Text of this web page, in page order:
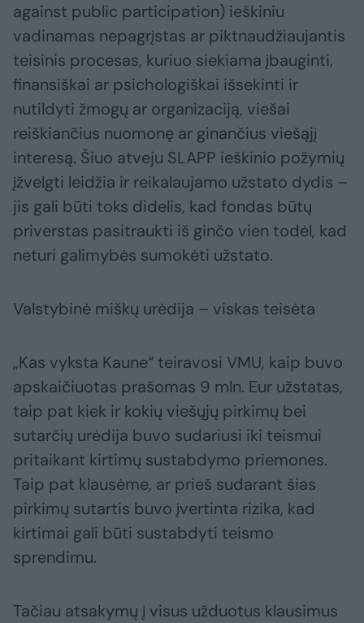
against public participation) ieškiniu
vadinamas nepagrįstas ar piktnaudžiaujantis
teisinis procesas, kuriuo siekiama įbauginti,
finansiškai ar psichologiškai išsekinti ir
nutildyti žmogų ar organizaciją, viešai
reiškiančius nuomonę ar ginančius viešąjį
interesą. Šiuo atveju SLAPP ieškinio požymių
įžvelgti leidžia ir reikalaujamo užstato dydis –
jis gali būti toks didelis, kad fondas būtų
priverstas pasitraukti iš ginčo vien todėl, kad
neturi galimybės sumokėti užstato.
Valstybinė miškų urėdija – viskas teisėta
„Kas vyksta Kaune“ teiravosi VMU, kaip buvo
apskaičiuotas prašomas 9 mln. Eur užstatas,
taip pat kiek ir kokių viešųjų pirkimų bei
sutarčių urėdija buvo sudariusi iki teismui
pritaikant kirtimų sustabdymo priemones.
Taip pat klausėme, ar prieš sudarant šias
pirkimų sutartis buvo įvertinta rizika, kad
kirtimai gali būti sustabdyti teismo
sprendimu.
Tačiau atsakymų į visus užduotus klausimus